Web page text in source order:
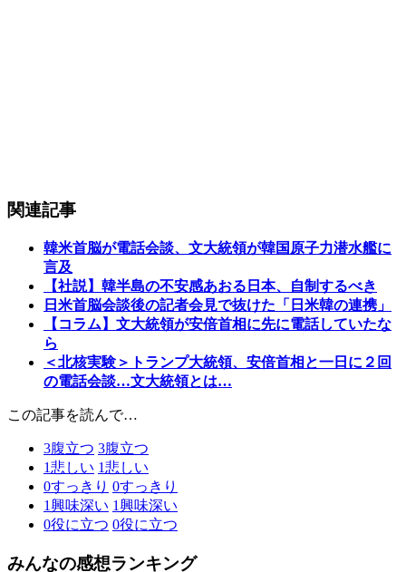
関連記事
韓米首脳が電話会談、文大統領が韓国原子力潜水艦に
言及
【社説】韓半島の不安感あおる日本、自制するべき
日米首脳会談後の記者会見で抜けた「日米韓の連携」
【コラム】文大統領が安倍首相に先に電話していたな
ら
＜北核実験＞トランプ大統領、安倍首相と一日に２回
の電話会談…文大統領とは…
この記事を読んで…
3腹立つ 3腹立つ
1悲しい 1悲しい
0すっきり 0すっきり
1興味深い 1興味深い
0役に立つ 0役に立つ
みんなの感想ランキング